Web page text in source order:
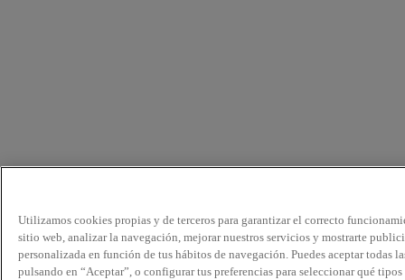
Utilizamos cookies propias y de terceros para garantizar el correcto
sitio web, analizar la navegación, mejorar nuestros servicios y mostrarte
personalizada en función de tus hábitos de navegación. Puedes aceptar todas
pulsando en “Aceptar”, o configurar tus preferencias para seleccionar qué tipos